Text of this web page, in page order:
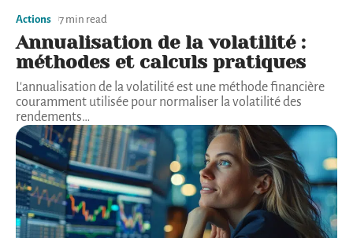
Actions 7 min read
Annualisation de la volatilité :
méthodes et calculs pratiques
L'annualisation de la volatilité est une méthode financière
couramment utilisée pour normaliser la volatilité des
rendements…